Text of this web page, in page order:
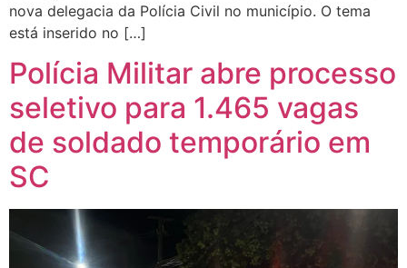
nova delegacia da Polícia Civil no município. O tema
está inserido no […]
Polícia Militar abre processo
seletivo para 1.465 vagas
de soldado temporário em
SC